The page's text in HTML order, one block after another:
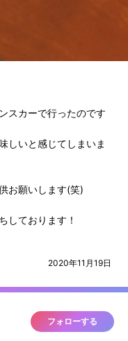
スカーで行ったのです
しいと感じてしまいま
お願いします(笑)
しております！
2020年11月19日
フォローする